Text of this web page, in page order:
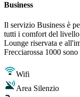
Business
Il servizio Business è
tutti i comfort del livello
Lounge riservata e
Frecciarossa 1000
Wifi
Area Silenzio